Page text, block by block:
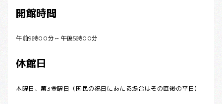
開館時間
午前9時00分～午後5時00分
休館日
木曜日、第3金曜日（国民の祝日にあたる場合はその直後の平日）